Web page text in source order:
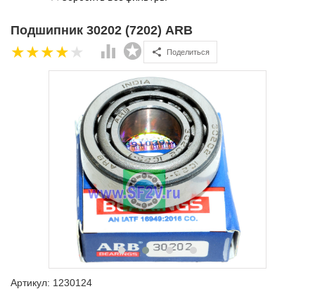
Подшипник 30202 (7202) ARB
Поделиться
Артикул: 1230124